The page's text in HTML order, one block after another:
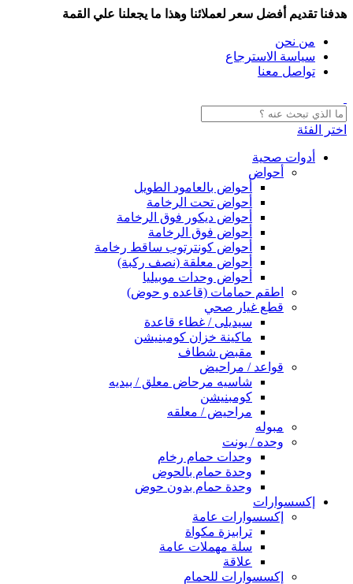
هدفنا تقديم أفضل سعر لعملائنا وهذا ما يجعلنا علي القمة
من نحن
سياسة الاسترجاع
تواصل معنا
اختر الفئة
أدوات صحية
أحواض
أحواض بالعامود الطويل
أحواض تحت الرخامة
أحواض ديكور فوق الرخامة
أحواض فوق الرخامة
أحواض كونترتوب ساقط رخامة
أحواض معلقة (نصف ركبة)
أحواض وحدات موبيليا
اطقم حمامات (قاعده و حوض)
قطع غيار صحي
سيديلى / غطاء قاعدة
ماكينة خزان كومبنيشن
مقبض شطاف
قواعد / مراحيض
شاسيه مرحاض معلق / بيديه
كومبنيشن
مراحيض / معلقه
مبوله
وحده / يونت
وحدات حمام رخام
وحدة حمام بالحوض
وحدة حمام بدون حوض
إكسسوارات
إكسسوارات عامة
ترابيزة مكواة
سلة مهملات عامة
علاقة
إكسسوارات للحمام